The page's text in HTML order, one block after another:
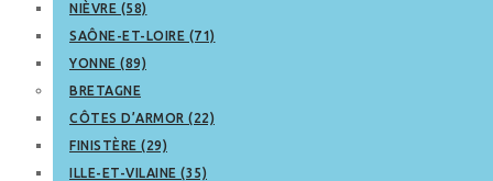
NIÈVRE (58)
SAÔNE-ET-LOIRE (71)
YONNE (89)
BRETAGNE
CÔTES D’ARMOR (22)
FINISTÈRE (29)
ILLE-ET-VILAINE (35)